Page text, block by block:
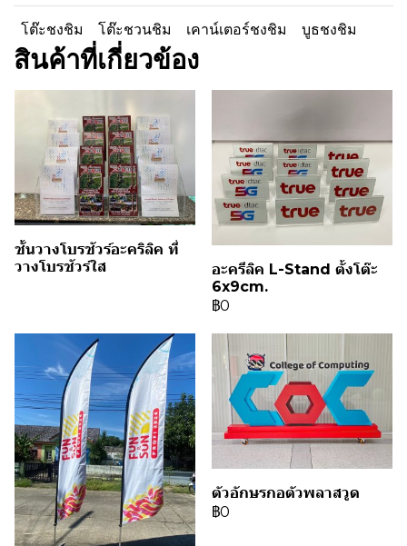
โต๊ะชงชิม โต๊ะชวนชิม เคาน์เตอร์ชงชิม บูธชงชิม
สินค้าที่เกี่ยวข้อง
ชั้นวางโบรชัวร์อะคริลิค ที่
วางโบรชัวร์ใส
อะครีลิค L-Stand ตั้งโต๊ะ
6x9cm.
฿0
ตัวอักษรกอตัวพลาสวูด
฿0